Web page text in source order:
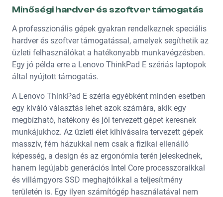
Minőségi hardver és szoftver támogatás
A professzionális gépek gyakran rendelkeznek speciális
hardver és szoftver támogatással, amelyek segíthetik az
üzleti felhasználókat a hatékonyabb munkavégzésben.
Egy jó példa erre a Lenovo ThinkPad E szériás laptopok
által nyújtott támogatás.
A Lenovo ThinkPad E széria egyébként minden esetben
egy kiváló választás lehet azok számára, akik egy
megbízható, hatékony és jól tervezett gépet keresnek
munkájukhoz. Az üzleti élet kihívásaira tervezett gépek
masszív, fém házukkal nem csak a fizikai ellenálló
képesség, a design és az ergonómia terén jeleskednek,
hanem legújabb generációs Intel Core processzoraikkal
és villámgyors SSD meghajtóikkal a teljesítmény
területén is. Egy ilyen számítógép használatával nem